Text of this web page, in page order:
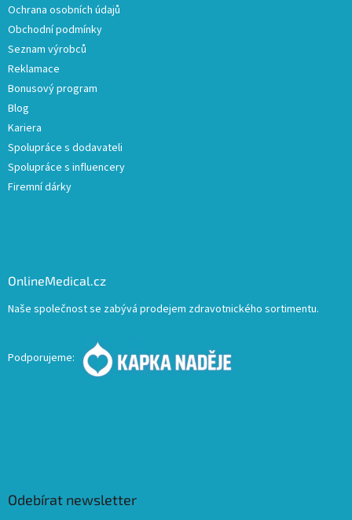
Ochrana osobních údajů
Obchodní podmínky
Seznam výrobců
Reklamace
Bonusový program
Blog
Kariera
Spolupráce s dodavateli
Spolupráce s influencery
Firemní dárky
OnlineMedical.cz
Naše společnost se zabývá prodejem zdravotnického sortimentu.
Podporujeme:
Odebírat newsletter